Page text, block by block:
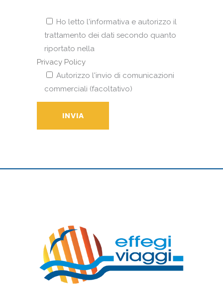
Ho letto l'informativa e autorizzo il
trattamento dei dati secondo quanto
riportato nella
Privacy Policy
Autorizzo l'invio di comunicazioni
commerciali (facoltativo)